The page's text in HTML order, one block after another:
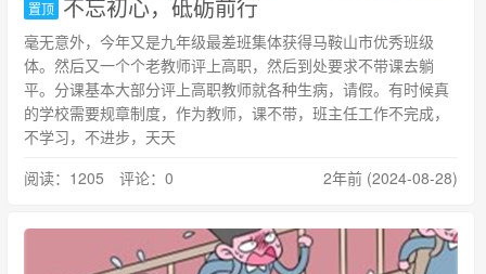
置顶 不忘初心，砥砺前行
毫无意外，今年又是九年级最差班集体获得马鞍山市优秀班级
体。然后又一个个老教师评上高职，然后到处要求不带课去躺
平。分课基本大部分评上高职教师就各种生病，请假。有时候真
的学校需要规章制度，作为教师，课不带，班主任工作不完成，
不学习，不进步，天天
阅读：1205 评论：0
2年前 (2024-08-28)